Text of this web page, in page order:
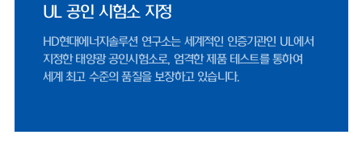
고, 태양광 설치 걸림돌이었던 '이격거리 규제' 관련 법 개정안이 2026년 9
나이스신용평가 선임연구원은 "미국 시장 내 FEOC(해외우려기관) 관련 규
제에 따라, 중국산 공급망에 대한 제약이 강화되면서 비중국계 공급망을 확
보한 기업으로서 수혜 여력이 존재한다"며 "미국 태양광 매출은 세액공제
달 정기주주총회를 통해 사업 목적에 '재생에너지 공급사업'을 명문화했다.